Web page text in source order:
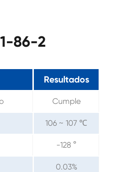
86-2
Resultados
Cumple
106 ~ 107 ℃
-128 °
0.03%